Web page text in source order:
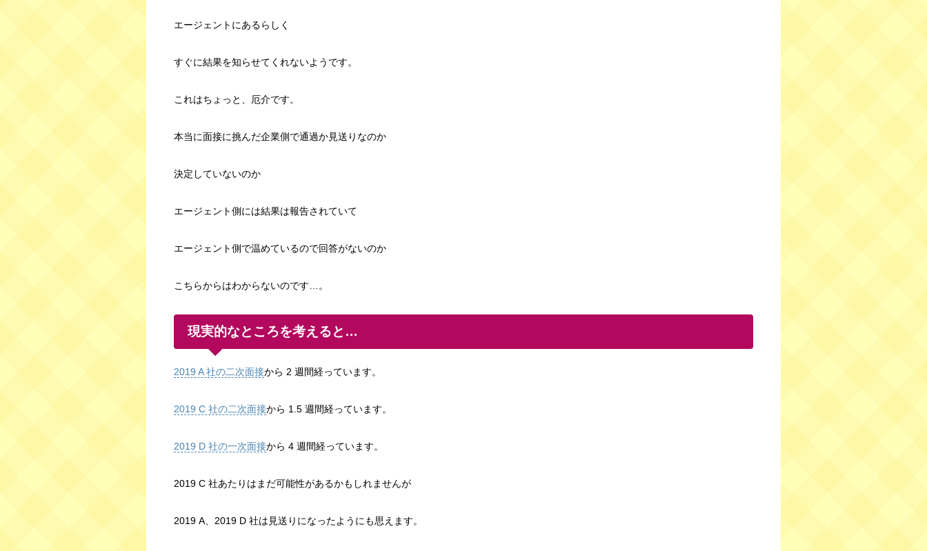
エージェントにあるらしく
すぐに結果を知らせてくれないようです。
これはちょっと、厄介です。
本当に面接に挑んだ企業側で通過か見送りなのか
決定していないのか
エージェント側には結果は報告されていて
エージェント側で温めているので回答がないのか
こちらからはわからないのです…。
現実的なところを考えると…
2019 A 社の二次面接から 2 週間経っています。
2019 C 社の二次面接から 1.5 週間経っています。
2019 D 社の一次面接から 4 週間経っています。
2019 C 社あたりはまだ可能性があるかもしれませんが
2019 A、2019 D 社は見送りになったようにも思えます。